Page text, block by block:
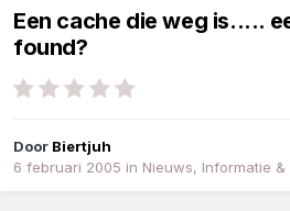
Een cache die weg is.....
found?
Door Biertjuh
6 februari 2005 in Nieuws, Informatie &